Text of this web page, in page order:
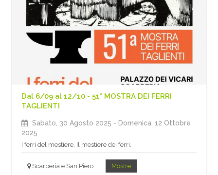
Dal 6/09 al 12/10 - 51° MOSTRA DEI FERRI
TAGLIENTI
Sabato, 30 Agosto 2025 - Domenica, 12 Ottobre
2025
I ferri del mestiere. Il mestiere dei ferri.
Scarperia e San Piero Mostre